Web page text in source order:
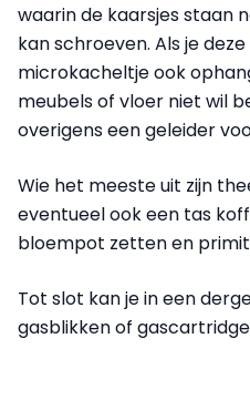
waarin de kaarsjes staan
kan schroeven. Als je
microkacheltje ook
meubels of vloer niet wil
overigens een geleider
Wie het meeste uit zijn
eventueel ook een tas
bloempot zetten en
Tot slot kan je in een
gasblikken of